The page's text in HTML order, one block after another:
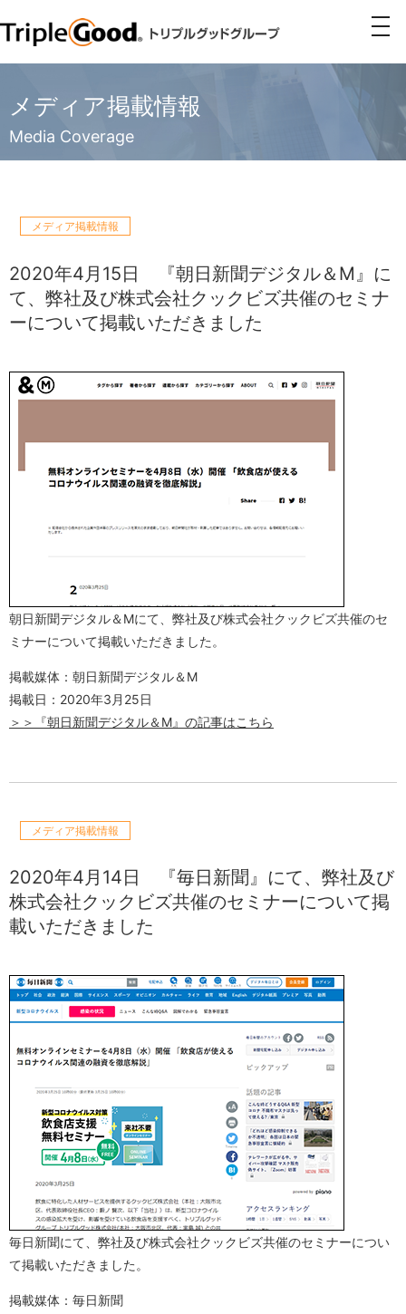
メディア掲載情報
Media Coverage
メディア掲載情報
2020年4月15日
『朝日新聞デジタル＆M』に
て、弊社及び株式会社クックビズ共催のセミナ
ーについて掲載いただきました
朝日新聞デジタル＆Mにて、弊社及び株式会社クックビズ共催のセ
ミナーについて掲載いただきました。
掲載媒体：朝日新聞デジタル＆M
掲載日：2020年3月25日
＞＞『朝日新聞デジタル＆M』の記事はこちら
メディア掲載情報
2020年4月14日
『毎日新聞』にて、弊社及び
株式会社クックビズ共催のセミナーについて掲
載いただきました
毎日新聞にて、弊社及び株式会社クックビズ共催のセミナーについ
て掲載いただきました。
掲載媒体：毎日新聞